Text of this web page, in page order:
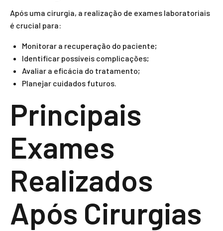
Após uma cirurgia, a realização de exames laboratoriais
é crucial para:
Monitorar a recuperação do paciente;
Identificar possíveis complicações;
Avaliar a eficácia do tratamento;
Planejar cuidados futuros.
Principais
Exames
Realizados
Após Cirurgias